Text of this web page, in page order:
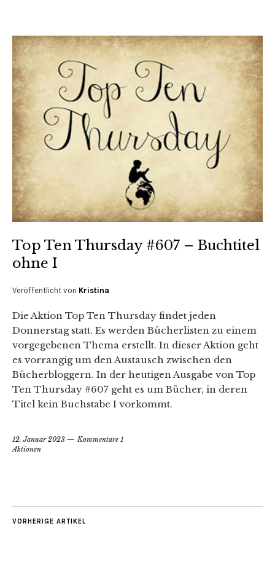
Top Ten Thursday #607 – Buchtitel
ohne I
Veröffentlicht von Kristina
Die Aktion Top Ten Thursday findet jeden
Donnerstag statt. Es werden Bücherlisten zu einem
vorgegebenen Thema erstellt. In dieser Aktion geht
es vorrangig um den Austausch zwischen den
Bücherbloggern. In der heutigen Ausgabe von Top
Ten Thursday #607 geht es um Bücher, in deren
Titel kein Buchstabe I vorkommt.
12. Januar 2023
Kommentare 1
Aktionen
VORHERIGE ARTIKEL